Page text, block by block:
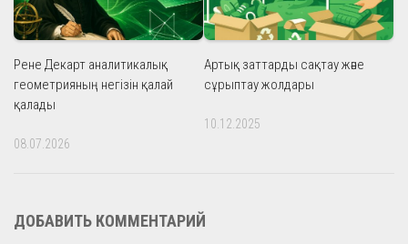
Рене Декарт аналитикалық
геометрияның негізін қалай
қалады
08.07.2026
Артық заттарды сақтау және
сұрыптау жолдары
10.12.2025
ДОБАВИТЬ КОММЕНТАРИЙ